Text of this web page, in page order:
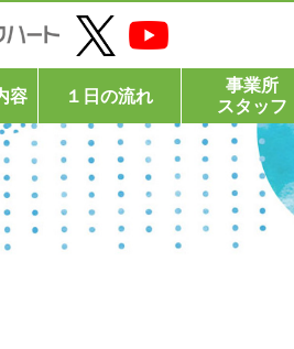
容 １日の流れ
事業所
スタッフ